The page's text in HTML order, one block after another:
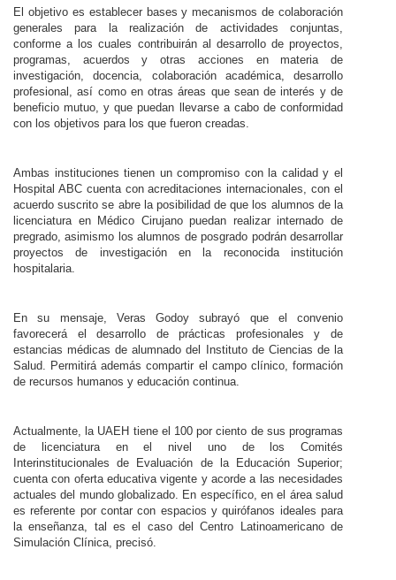
El objetivo es establecer bases y mecanismos de colaboración
generales para la realización de actividades conjuntas,
conforme a los cuales contribuirán al desarrollo de proyectos,
programas, acuerdos y otras acciones en materia de
investigación, docencia, colaboración académica, desarrollo
profesional, así como en otras áreas que sean de interés y de
beneficio mutuo, y que puedan llevarse a cabo de conformidad
con los objetivos para los que fueron creadas.
Ambas instituciones tienen un compromiso con la calidad y el
Hospital ABC cuenta con acreditaciones internacionales, con el
acuerdo suscrito se abre la posibilidad de que los alumnos de la
licenciatura en Médico Cirujano puedan realizar internado de
pregrado, asimismo los alumnos de posgrado podrán desarrollar
proyectos de investigación en la reconocida institución
hospitalaria.
En su mensaje, Veras Godoy subrayó que el convenio
favorecerá el desarrollo de prácticas profesionales y de
estancias médicas de alumnado del Instituto de Ciencias de la
Salud. Permitirá además compartir el campo clínico, formación
de recursos humanos y educación continua.
Actualmente, la UAEH tiene el 100 por ciento de sus programas
de licenciatura en el nivel uno de los Comités
Interinstitucionales de Evaluación de la Educación Superior;
cuenta con oferta educativa vigente y acorde a las necesidades
actuales del mundo globalizado. En específico, en el área salud
es referente por contar con espacios y quirófanos ideales para
la enseñanza, tal es el caso del Centro Latinoamericano de
Simulación Clínica, precisó.